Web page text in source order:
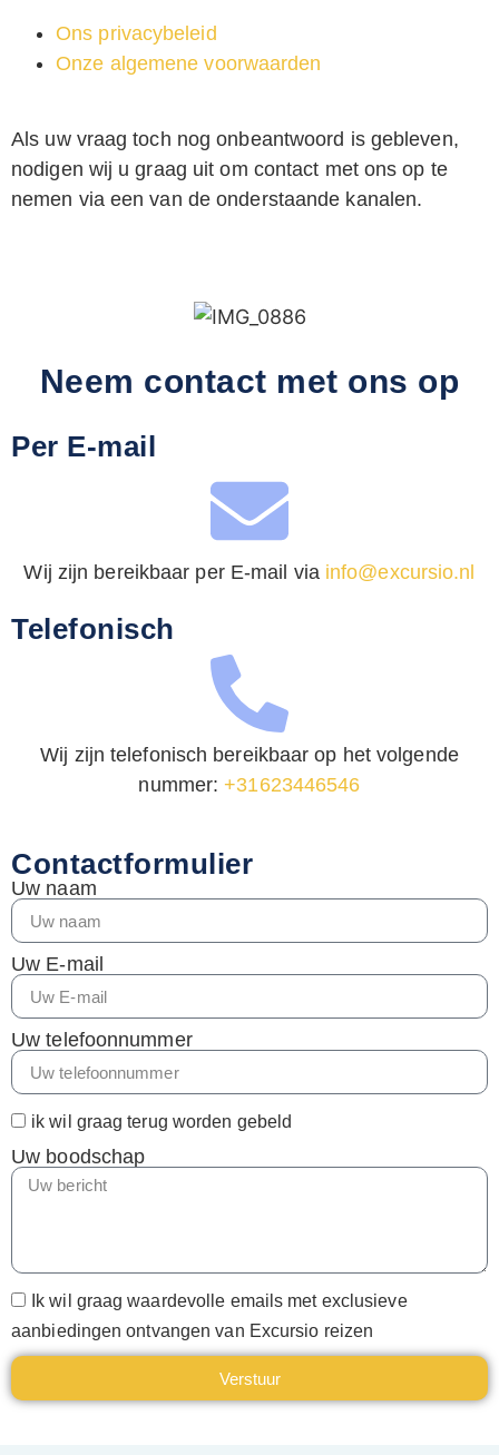
Ons privacybeleid
Onze algemene voorwaarden
Als uw vraag toch nog onbeantwoord is gebleven,
nodigen wij u graag uit om contact met ons op te
nemen via een van de onderstaande kanalen.
Neem contact met ons op
Per E-mail
Wij zijn bereikbaar per E-mail via info@excursio.nl
Telefonisch
Wij zijn telefonisch bereikbaar op het volgende
nummer:+31623446546
Contactformulier
Uw naam
Uw E-mail
Uw telefoonnummer
ik wil graag terug worden gebeld
Uw boodschap
Ik wil graag waardevolle emails met exclusieve
aanbiedingen ontvangen van Excursio reizen
Verstuur